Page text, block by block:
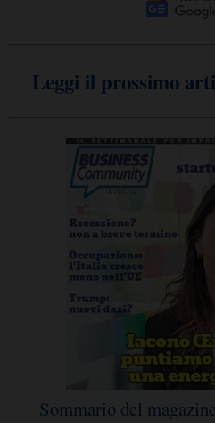
Leggi il prossimo
Sommario del